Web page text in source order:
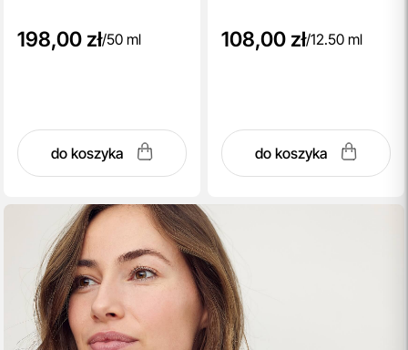
198,00 zł/50 ml
do koszyka
108,00 zł/12.50 ml
do koszyka